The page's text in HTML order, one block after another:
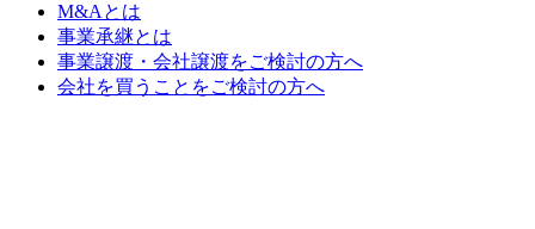
M&Aとは
事業承継とは
事業譲渡・会社譲渡をご検討の方へ
会社を買うことをご検討の方へ